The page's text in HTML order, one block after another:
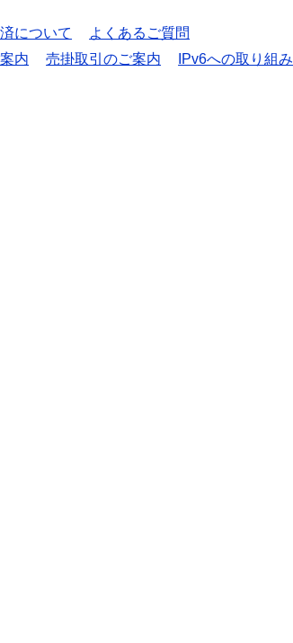
について
よくあるご質問
内 売掛取引のご案内
IPv6への取り組み